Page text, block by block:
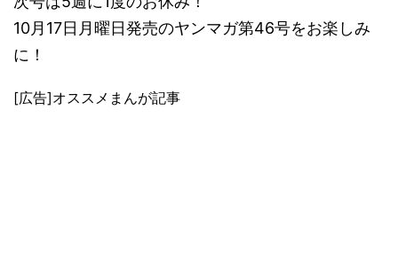
10月17日月曜日発売のヤンマガ第46号をお楽しみ
に！
[広告]オススメまんが記事